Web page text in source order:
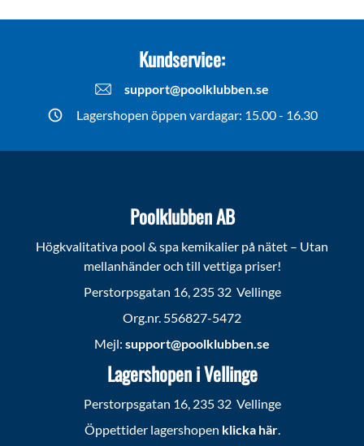
Kundservice:
support@poolklubben.se
Lagershopen öppen vardagar: 15.00 - 16.30
Poolklubben AB
Högkvalitativa pool & spa kemikalier på nätet – Utan
mellanhänder och till vettiga priser!
Perstorpsgatan 16, 235 32 Vellinge
Org.nr. 556827-5472
Mejl: support@poolklubben.se
Lagershopen i Vellinge
Perstorpsgatan 16, 235 32 Vellinge
Öppettider lagershopen klicka här.